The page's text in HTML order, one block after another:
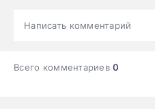
Написать комментарий
Всего комментариев0